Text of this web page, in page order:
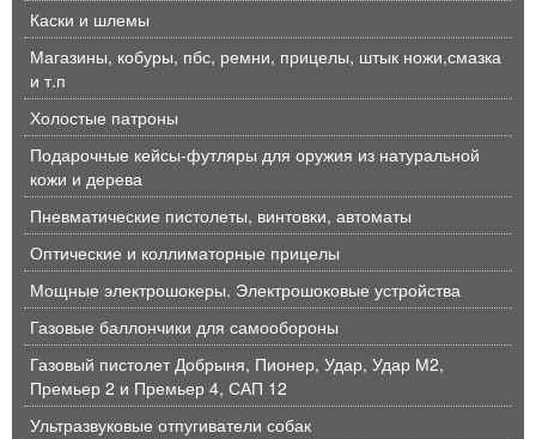
Каски и шлемы
Магазины, кобуры, пбс, ремни, прицелы, штык ножи,смазка
и т.п
Холостые патроны
Подарочные кейсы-футляры для оружия из натуральной
кожи и дерева
Пневматические пистолеты, винтовки, автоматы
Оптические и коллиматорные прицелы
Мощные электрошокеры. Электрошоковые устройства
Газовые баллончики для самообороны
Газовый пистолет Добрыня, Пионер, Удар, Удар М2,
Премьер 2 и Премьер 4, САП 12
Ультразвуковые отпугиватели собак